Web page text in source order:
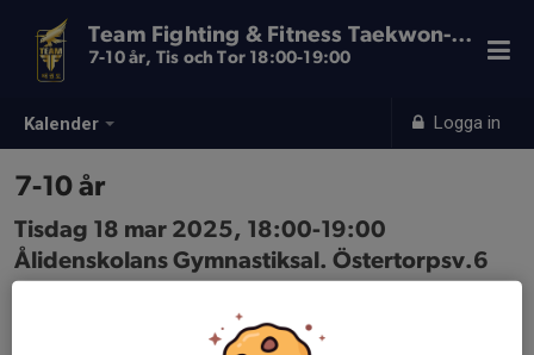
Kalender Logga in
Team Fighting & Fitness Taekwon-Do
7-10 år, Tis och Tor 18:00-19:00
7-10 år
Tisdag 18 mar 2025, 18:00-19:00
Ålidenskolans Gymnastiksal. Östertorpsv.6